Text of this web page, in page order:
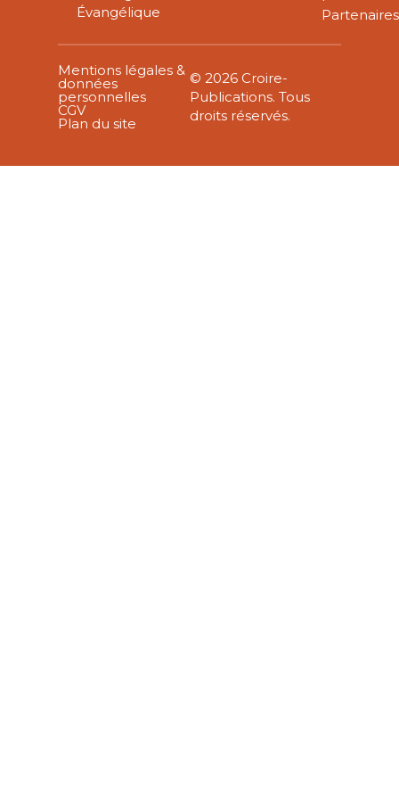
Évangélique
Partenaires
Mentions légales &
données
personnelles
CGV
Plan du site
© 2026 Croire-
Publications. Tous
droits réservés.